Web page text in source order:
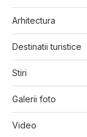
Arhitectura
Destinatii turistice
Stiri
Galerii foto
Video